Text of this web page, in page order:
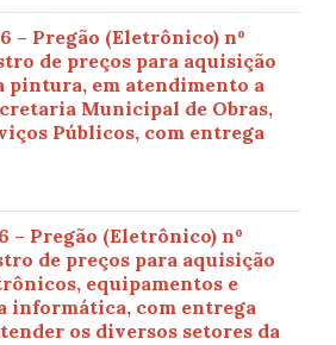
– Pregão (Eletrônico) nº
de preços para aquisição
pintura, em atendimento a
Municipal de Obras,
Públicos, com entrega
– Pregão (Eletrônico) nº
de preços para aquisição
equipamentos e
informática, com entrega
os diversos setores da